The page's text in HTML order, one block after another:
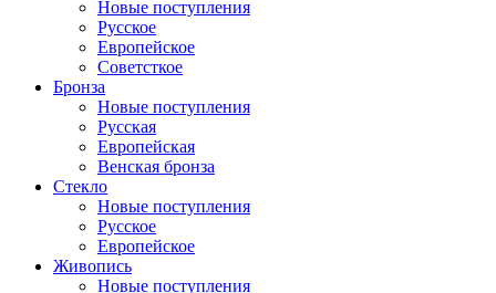
Новые поступления
Русское
Европейское
Советсткое
Бронза
Новые поступления
Русская
Европейская
Венская бронза
Стекло
Новые поступления
Русское
Европейское
Живопись
Новые поступления